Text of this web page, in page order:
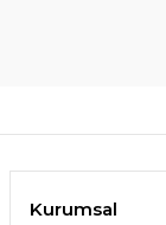
Kurumsal